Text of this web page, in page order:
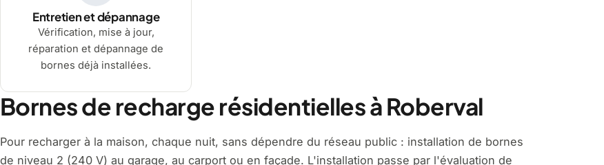
Entretien et dépannage
Vérification, mise à jour,
réparation et dépannage de
bornes déjà installées.
Bornes de recharge résidentielles à Roberval
Pour recharger à la maison, chaque nuit, sans dépendre du réseau public : installation de bornes
de niveau 2 (240 V) au garage, au carport ou en façade. L'installation passe par l'évaluation de